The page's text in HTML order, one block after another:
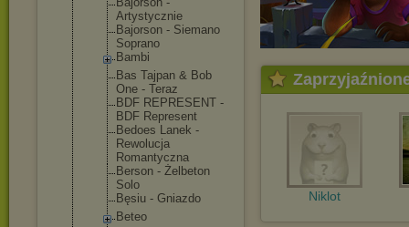
Artystycznie
Bajorson - Siemano
Soprano
Bambi
Bas Tajpan & Bob
One - Teraz
BDF REPRESENT -
BDF Represent
Bedoes Lanek -
Rewolucja
Romantyczna
Berson - Żelbeton
Solo
Bęsiu - Gniazdo
Beteo
Niklot